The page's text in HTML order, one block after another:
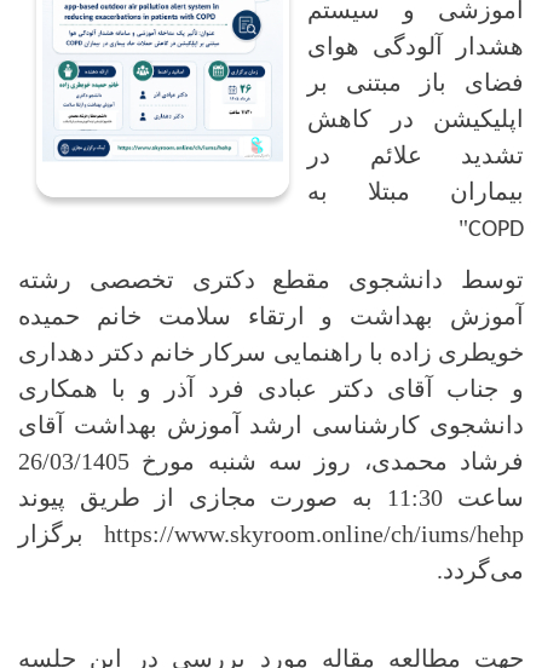
آموزشی و سیستم
هشدار آلودگی هوای
فضای باز مبتنی بر
اپلیکیشن در کاهش
تشدید علائم در
بیماران مبتلا به
COPD
"
توسط دانشجوی مقطع دکتری تخصصی رشته
آموزش بهداشت و ارتقاء سلامت خانم حمیده
خویطری زاده با راهنمایی سرکار خانم دکتر دهداری
و جناب آقای دکتر عبادی فرد آذر و با همکاری
دانشجوی کارشناسی ارشد آموزش بهداشت آقای
فرشاد محمدی، روز سه شنبه مورخ 26/03/1405
ساعت 11:30 به صورت مجازی از طریق پیوند
https://www.skyroom.online/ch/iums/hehp
برگزار
می‌گردد.
جهت مطالعه مقاله مورد بررسی در این جلسه